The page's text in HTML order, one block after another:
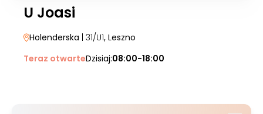
U Joasi
Holenderska | 31/U1, Leszno
Teraz otwarteDzisiaj:08:00-18:00